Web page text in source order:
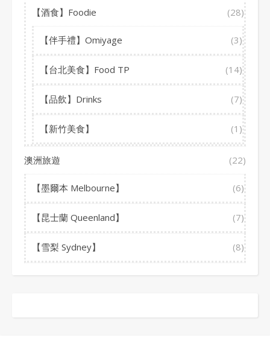
【酒食】Foodie (28)
【伴手禮】Omiyage (3)
【台北美食】Food TP (14)
【品飲】Drinks (7)
【新竹美食】 (1)
澳洲旅遊 (22)
【墨爾本 Melbourne】 (6)
【昆士蘭 Queenland】 (7)
【雪梨 Sydney】 (8)